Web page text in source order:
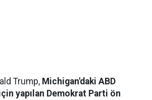
Trump, Michigan'daki ABD
yapılan Demokrat Parti ön